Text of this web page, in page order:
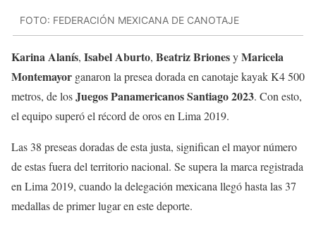
FOTO: FEDERACIÓN MEXICANA DE CANOTAJE
Karina Alanís, Isabel Aburto, Beatriz BrionesyMaricela
Montemayor ganaron la presea dorada en canotaje kayak K4 500
metros, de losJuegos Panamericanos Santiago 2023. Con esto,
el equipo superó el récord de oros en Lima 2019.
Las 38 preseas doradas de esta justa, significan el mayor número
de estas fuera del territorio nacional. Se supera la marca registrada
en Lima 2019, cuando la delegación mexicana llegó hasta las 37
medallas de primer lugar en este deporte.